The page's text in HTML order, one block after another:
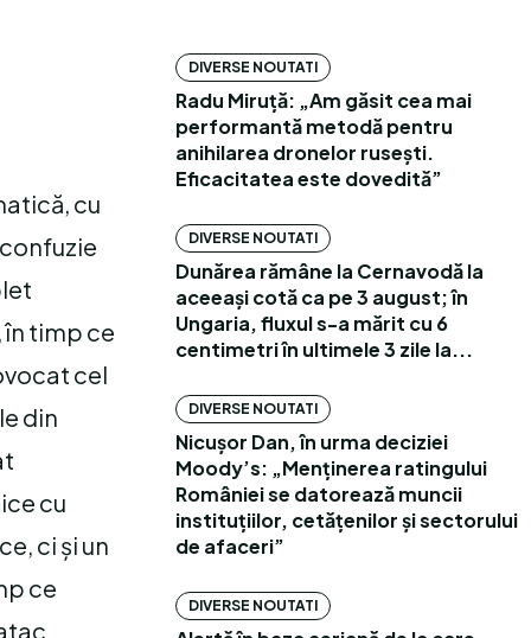
cu
în timp ce
cel
din
cu
ci și un
ce
DIVERSE NOUTATI
Radu Miruță: „Am găsit cea mai
performantă metodă pentru
anihilarea dronelor rusești.
Eficacitatea este dovedită”
DIVERSE NOUTATI
Dunărea rămâne la Cernavodă la
aceeași cotă ca pe 3 august; în
Ungaria, fluxul s-a mărit cu 6
centimetri în ultimele 3 zile la...
DIVERSE NOUTATI
Nicușor Dan, în urma deciziei
Moody’s: „Menținerea ratingului
României se datorează muncii
instituțiilor, cetățenilor și sectorului
de afaceri”
DIVERSE NOUTATI